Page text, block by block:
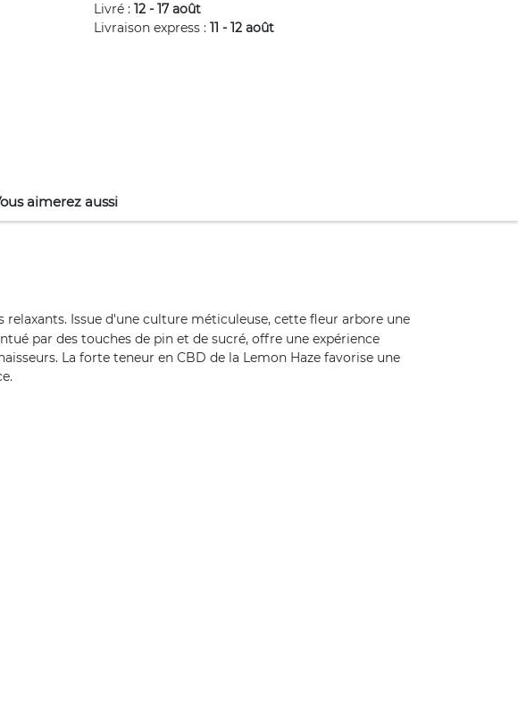
Livré :12 - 17 août
Livraison express :11 - 12 août
aimerez aussi
Issue d'une culture méticuleuse, cette fleur arbore une
par des touches de pin et de sucré, offre une expérience
La forte teneur en CBD de la Lemon Haze favorise une